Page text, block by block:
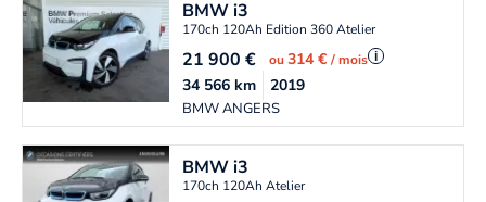
BMWi3
170ch 120Ah Edition 360 Atelier
21 900€ ou314 €/ mois i
BMW ANGERS
34 566km 2019
BMWi3
170ch 120Ah Atelier